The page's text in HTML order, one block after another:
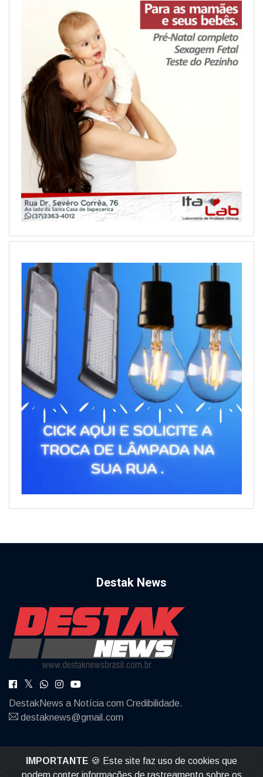
Destak News
DestakNews a Notícia com Credibilidade.
destaknews@gmail.com
IMPORTANTE 🍪 Este site faz uso de cookies que
podem conter informações de rastreamento sobre os